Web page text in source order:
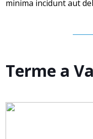
minima incidunt aut
Terme a